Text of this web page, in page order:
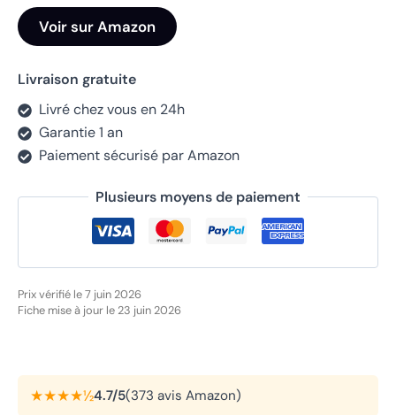
notations
clientVoir sur Amazon
Livraison gratuite
Livré chez vous en 24h
Garantie 1 an
Paiement sécurisé par Amazon
Plusieurs moyens de paiement
Prix vérifié le 7 juin 2026
Fiche mise à jour le 23 juin 2026
★★★★½4.7/5(373 avis Amazon)